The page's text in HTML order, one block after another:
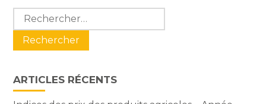
Blog
sidebar
Rechercher :
ARTICLES RÉCENTS